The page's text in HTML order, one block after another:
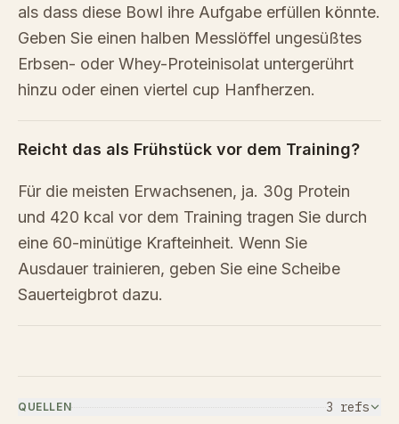
als dass diese Bowl ihre Aufgabe erfüllen könnte.
Geben Sie einen halben Messlöffel ungesüßtes
Erbsen- oder Whey-Proteinisolat untergerührt
hinzu oder einen viertel cup Hanfherzen.
Reicht das als Frühstück vor dem Training?
Für die meisten Erwachsenen, ja. 30g Protein
und 420 kcal vor dem Training tragen Sie durch
eine 60-minütige Krafteinheit. Wenn Sie
Ausdauer trainieren, geben Sie eine Scheibe
Sauerteigbrot dazu.
QUELLEN 3 refs